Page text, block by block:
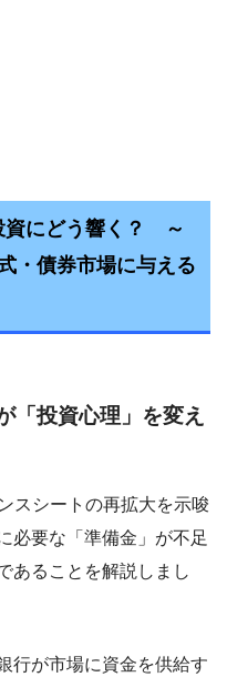
資にどう響く？ ～
・債券市場に与える
「投資心理」を変え
スシートの再拡大を示唆
必要な「準備金」が不足
あることを解説しまし
行が市場に資金を供給す